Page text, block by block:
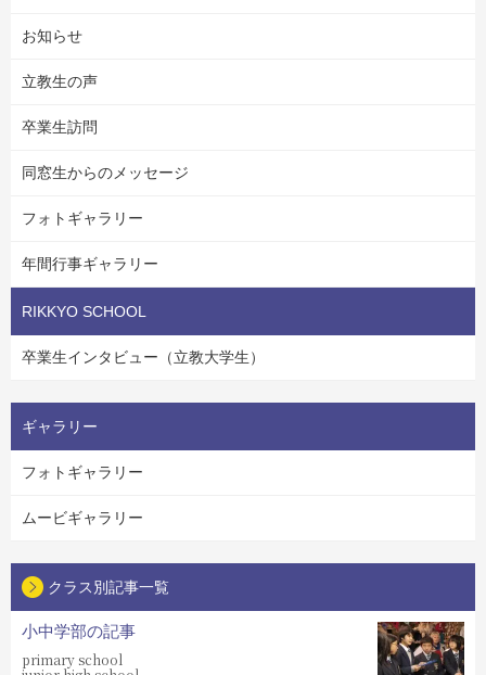
お知らせ
立教生の声
卒業生訪問
同窓生からのメッセージ
フォトギャラリー
年間行事ギャラリー
RIKKYO SCHOOL
卒業生インタビュー（立教大学生）
ギャラリー
フォトギャラリー
ムービギャラリー
クラス別記事一覧
小中学部の記事
primary school